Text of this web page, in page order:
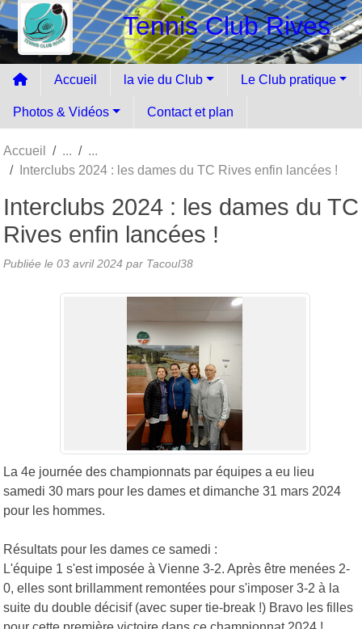
Tennis Club Rives
Accueil la vie du Club Le Club pratique
Photos & Vidéos Contact et plan
Accueil
Interclubs 2024 : les dames du TC Rives enfin lancées !
Interclubs 2024 : les dames du TC
Rives enfin lancées !
Publiée le 03 avril 2024 par Tacoul38
La 4e journée des championnats par équipes a eu lieu
samedi 30 mars pour les dames et dimanche 31 mars 2024
pour les hommes.
Résultats pour les dames ce samedi :
L'équipe 1 s'est imposée à Vienne 3-2. Après être menées 2-
0, elles sont brillamment remontées pour s'imposer 3-2 à la
suite du double décisif (avec super tie-break !) Bravo les filles
Panneau de gestion des cookies